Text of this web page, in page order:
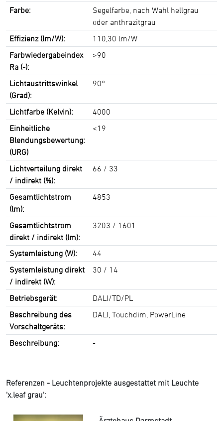
Farbe:
Segelfarbe, nach Wahl hellgrau
oder anthrazitgrau
Effizienz (lm/W):
110,30 lm/W
Farbwiedergabeindex
Ra (-):
>90
Lichtaustrittswinkel
(Grad):
90°
Lichtfarbe (Kelvin):
4000
Einheitliche
Blendungsbewertung:
(URG)
<19
Lichtverteilung direkt
/ indirekt (%):
66 / 33
Gesamtlichtstrom
(lm):
4853
Gesamtlichtstrom
direkt / indirekt (lm):
3203 / 1601
Systemleistung (W):
44
Systemleistung direkt
/ indirekt (W):
30 / 14
Betriebsgerät:
DALI/TD/PL
Beschreibung des
Vorschaltgeräts:
DALI, Touchdim, PowerLine
Beschreibung: -
Referenzen - Leuchtenprojekte ausgestattet mit Leuchte
'x.leaf grau':